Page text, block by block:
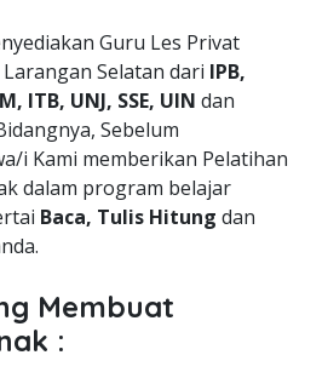
Guru Les Privat
Selatan dari IPB,
ITB, UNJ, SSE, UIN dan
Sebelum
i Kami memberikan Pelatihan
dalam program belajar
Baca, Tulis Hitung dan
Membuat
: